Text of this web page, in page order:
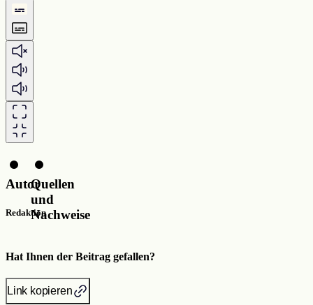
Autor
Redaktion
Quellen
und
Nachweise
Hat Ihnen der Beitrag gefallen?
Link kopieren